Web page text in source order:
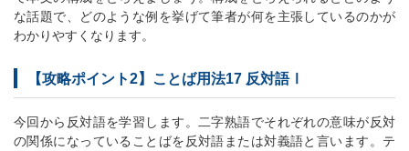
な話題で、どのような例を挙げて筆者が何を主張しているのかが
わかりやすくなります。
【攻略ポイント2】ことば用法17 反対語Ⅰ
今回から反対語を学習します。二字熟語でそれぞれの意味が反対
の関係になっていることばを反対語または対義語と言います。テ